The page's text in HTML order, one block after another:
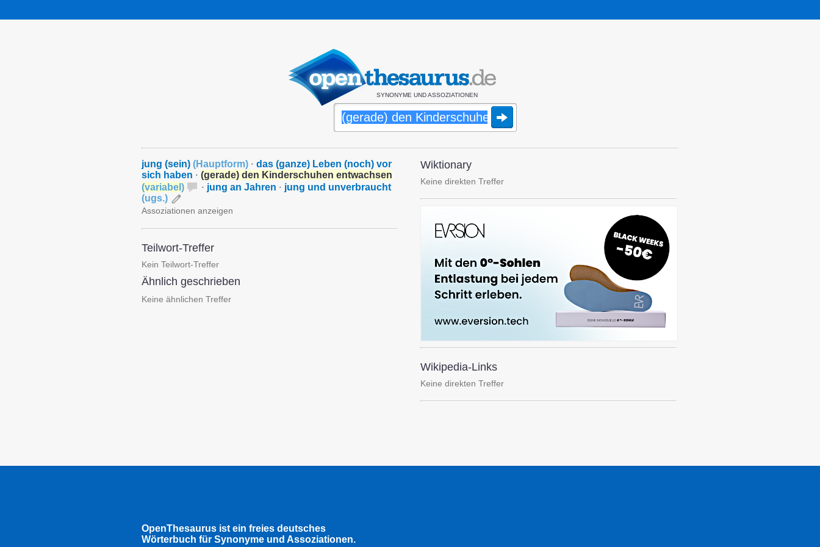
SYNONYME UND ASSOZIATIONEN
jung (sein) (Hauptform) · das (ganze) Leben (noch) vor
sich haben · (gerade) den Kinderschuhen entwachsen
(variabel ) · jung an Jahren · jung und unverbraucht
(ugs.)
Assoziationen anzeigen
Teilwort-Treffer
Kein Teilwort-Treffer
Ähnlich geschrieben
Keine ähnlichen Treffer
Wiktionary
Keine direkten Treffer
Wikipedia-Links
Keine direkten Treffer
OpenThesaurus ist ein freies deutsches
Wörterbuch für Synonyme und Assoziationen.